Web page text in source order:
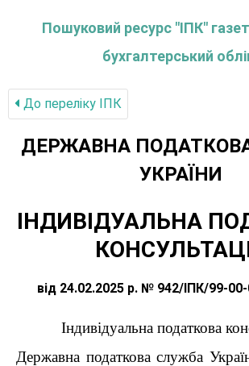
Пошуковий ресурс "ІПК"
бухгалтерський
До переліку IПК
ДЕРЖАВНА
УКРАЇНИ
ІНДИВІДУАЛЬНА
від 24.02.2025 р. № 942/ІПК/99-
Індивідуальна податкова
Державна податкова служба